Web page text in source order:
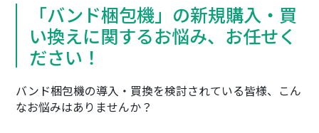
「バンド梱包機」の新規購入・買
い換えに関するお悩み、お任せく
ださい！
バンド梱包機の導入・買換を検討されている皆様、こん
なお悩みはありませんか？